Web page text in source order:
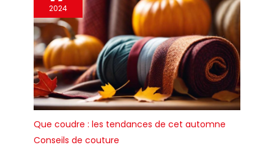
2024
Que coudre : les tendances de cet automne
Conseils de couture